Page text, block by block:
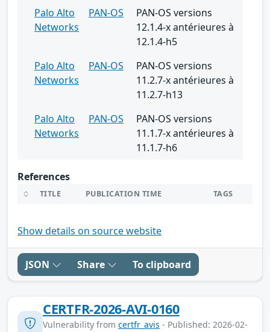
Palo Alto
Networks
PAN-OS
PAN-OS versions
12.1.4-x antérieures à
12.1.4-h5
Palo Alto
Networks
PAN-OS
PAN-OS versions
11.2.7-x antérieures à
11.2.7-h13
Palo Alto
Networks
PAN-OS
PAN-OS versions
11.1.7-x antérieures à
11.1.7-h6
References
TITLE PUBLICATION TIME TAGS
Show details on source website
JSON Share To clipboard
CERTFR-2026-AVI-0160
Vulnerability from certfr_avis - Published: 2026-02-